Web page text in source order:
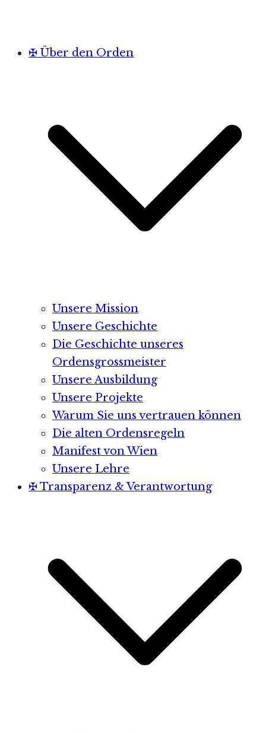
✠ Über den Orden
Unsere Mission
Unsere Geschichte
Die Geschichte unseres
Ordensgrossmeister
Unsere Ausbildung
Unsere Projekte
Warum Sie uns vertrauen können
Die alten Ordensregeln
Manifest von Wien
Unsere Lehre
✠ Transparenz & Verantwortung